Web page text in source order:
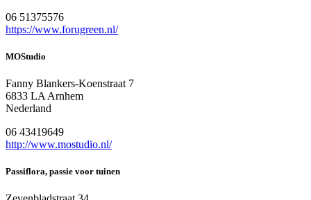
06 51375576
https://www.forugreen.nl/
MOStudio
Fanny Blankers-Koenstraat 7
6833 LA Arnhem
Nederland
06 43419649
http://www.mostudio.nl/
Passiflora, passie voor tuinen